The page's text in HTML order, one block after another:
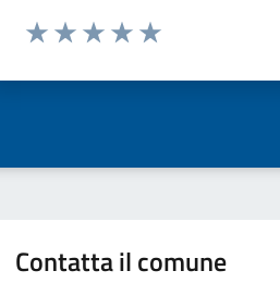
Valuta da 1 a 5 stelle la pagina
Contatta il comune